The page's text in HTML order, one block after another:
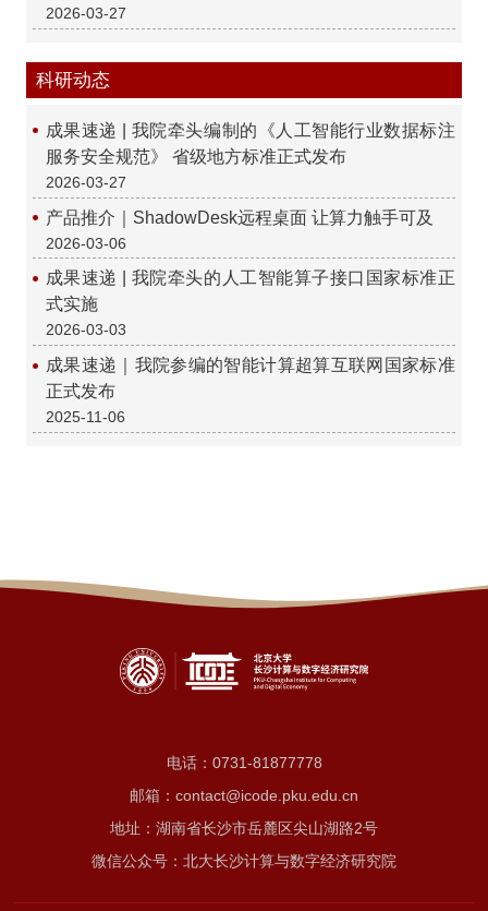
2026-03-27
科研动态
成果速递 | 我院牵头编制的《人工智能行业数据标注
服务安全规范》 省级地方标准正式发布
2026-03-27
产品推介｜ShadowDesk远程桌面 让算力触手可及
2026-03-06
成果速递 | 我院牵头的人工智能算子接口国家标准正
式实施
2026-03-03
成果速递｜我院参编的智能计算超算互联网国家标准
正式发布
2025-11-06
电话： 0731-81877778
邮箱：contact@icode.pku.edu.cn
地址：湖南省长沙市岳麓区尖山湖路2号
微信公众号：北大长沙计算与数字经济研究院